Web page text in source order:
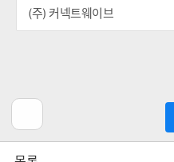
(주) 커넥트웨이브